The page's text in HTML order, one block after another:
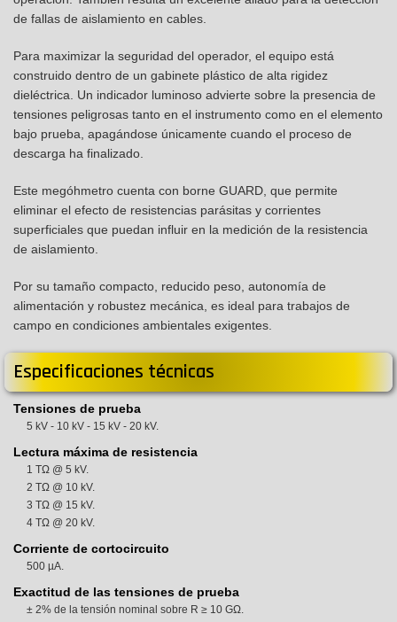
de fallas de aislamiento en cables.
Para maximizar la seguridad del operador, el equipo está
construido dentro de un gabinete plástico de alta rigidez
dieléctrica. Un indicador luminoso advierte sobre la presencia de
tensiones peligrosas tanto en el instrumento como en el elemento
bajo prueba, apagándose únicamente cuando el proceso de
descarga ha finalizado.
Este megóhmetro cuenta con borne GUARD, que permite
eliminar el efecto de resistencias parásitas y corrientes
superficiales que puedan influir en la medición de la resistencia
de aislamiento.
Por su tamaño compacto, reducido peso, autonomía de
alimentación y robustez mecánica, es ideal para trabajos de
campo en condiciones ambientales exigentes.
Especificaciones técnicas
Tensiones de prueba
5 kV - 10 kV - 15 kV - 20 kV.
Lectura máxima de resistencia
1 TΩ @ 5 kV.
2 TΩ @ 10 kV.
3 TΩ @ 15 kV.
4 TΩ @ 20 kV.
Corriente de cortocircuito
500 µA.
Exactitud de las tensiones de prueba
± 2% de la tensión nominal sobre R ≥ 10 GΩ.